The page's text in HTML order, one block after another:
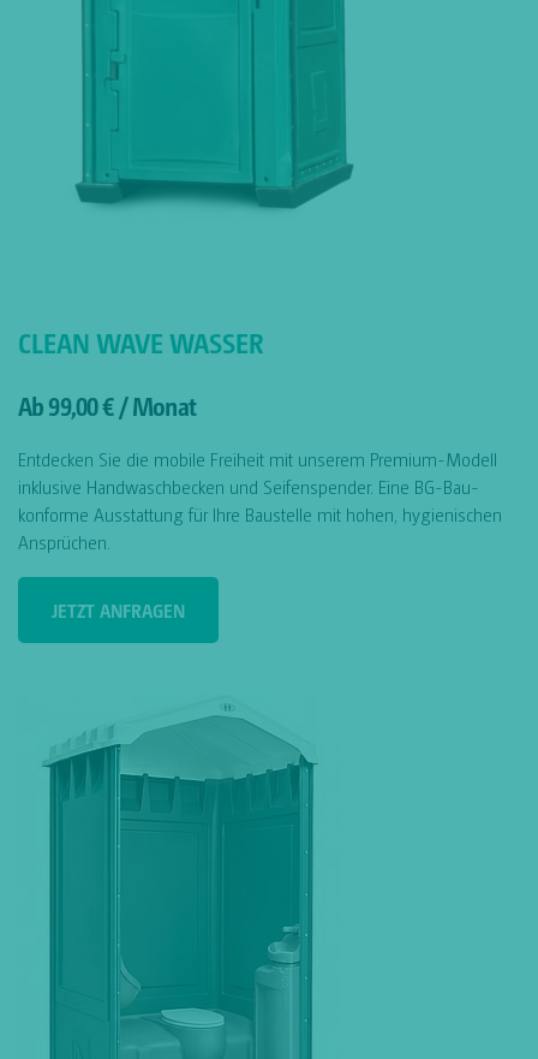
CLEAN WAVE WASSER
Ab 99,00 € / Monat
Entdecken Sie die mobile Freiheit mit unserem Premium-Modell
inklusive Handwaschbecken und Seifenspender. Eine BG-Bau-
konforme Ausstattung für Ihre Baustelle mit hohen, hygienischen
Ansprüchen.
JETZT ANFRAGEN